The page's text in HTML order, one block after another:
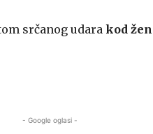
srčanog udarakod
- Google oglasi -